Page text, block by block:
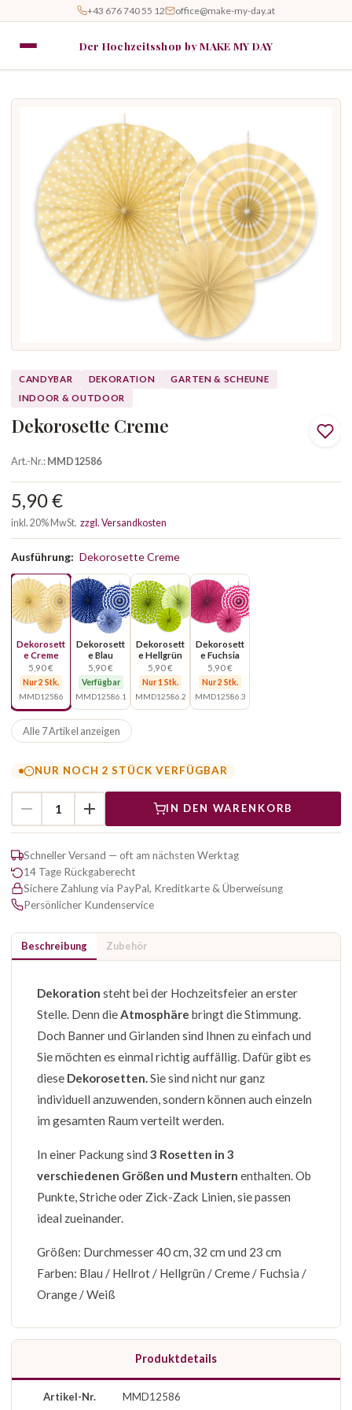
+43 676 740 55 12 office@make-my-day.at
Der Hochzeitsshop by MAKE MY DAY
CANDYBAR DEKORATION
GARTEN & SCHEUNE
INDOOR & OUTDOOR
Dekorosette Creme
Art.-Nr.:MMD12586
5,90 €
inkl. 20% MwSt. zzgl. Versandkosten
Ausführung: Dekorosette Creme
Dekorosett
e Creme
5,90 €
Nur 2 Stk.
MMD12586
Dekorosett
e Blau
5,90 €
Verfügbar
MMD12586.1
Dekorosett
e Hellgrün
5,90 €
Nur 1 Stk.
MMD12586.2
Dekorosett
e Fuchsia
5,90 €
Nur 2 Stk.
MMD12586.3
Alle 7 Artikel anzeigen
NUR NOCH 2 STÜCK VERFÜGBAR
IN DEN WARENKORB
Schneller Versand — oft am nächsten Werktag
14 Tage Rückgaberecht
Sichere Zahlung via PayPal, Kreditkarte & Überweisung
Persönlicher Kundenservice
Beschreibung Zubehör
Dekoration steht bei der Hochzeitsfeier an erster
Stelle. Denn die Atmosphäre bringt die Stimmung.
Doch Banner und Girlanden sind Ihnen zu einfach und
Sie möchten es einmal richtig auffällig. Dafür gibt es
diese Dekorosetten. Sie sind nicht nur ganz
individuell anzuwenden, sondern können auch einzeln
im gesamten Raum verteilt werden.
In einer Packung sind 3 Rosetten in 3
verschiedenen Größen und Mustern enthalten. Ob
Punkte, Striche oder Zick-Zack Linien, sie passen
ideal zueinander.
Größen: Durchmesser 40 cm, 32 cm und 23 cm
Farben: Blau / Hellrot / Hellgrün / Creme / Fuchsia /
Orange / Weiß
Produktdetails
Artikel-Nr. MMD12586